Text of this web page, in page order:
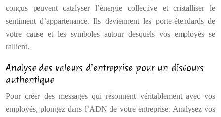
conçus peuvent catalyser l’énergie collective et cristalliser le
sentiment d’appartenance. Ils deviennent les porte-étendards de
votre cause et les symboles autour desquels vos employés se
rallient.
Analyse des valeurs d’entreprise pour un discours
authentique
Pour créer des messages qui résonnent véritablement avec vos
employés, plongez dans l’ADN de votre entreprise. Analysez vos